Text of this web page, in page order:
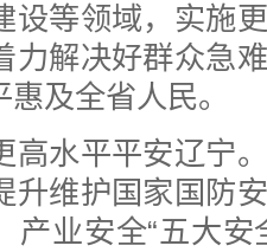
设等领域，实施
力解决好群众急
及全省人民。
水平平安辽宁。
升维护国家国防
产业安全“五大安